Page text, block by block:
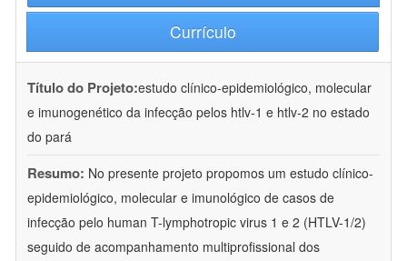
Currículo
Título do Projeto:estudo clínico-epidemiológico, molecular
e imunogenético da infecção pelos htlv-1 e htlv-2 no estado
do pará
Resumo: No presente projeto propomos um estudo clínico-
epidemiológico, molecular e imunológico de casos de
infecção pelo human T-lymphotropic virus 1 e 2 (HTLV-1/2)
seguido de acompanhamento multiprofissional dos